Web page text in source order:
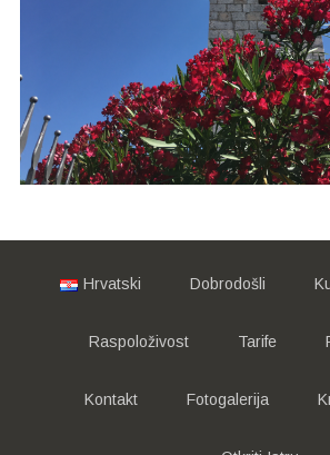
Hrvatski Dobrodošli
Raspoloživost Tarife
Kontakt Fotogalerija